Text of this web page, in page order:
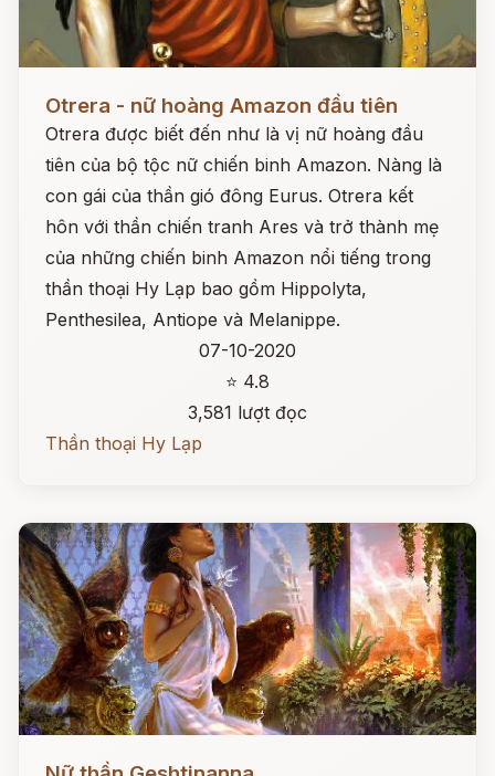
Otrera - nữ hoàng Amazon đầu tiên
Otrera được biết đến như là vị nữ hoàng đầu
tiên của bộ tộc nữ chiến binh Amazon. Nàng là
con gái của thần gió đông Eurus. Otrera kết
hôn với thần chiến tranh Ares và trở thành mẹ
của những chiến binh Amazon nổi tiếng trong
thần thoại Hy Lạp bao gồm Hippolyta,
Penthesilea, Antiope và Melanippe.
07-10-2020
⭐ 4.8
3,581 lượt đọc
Thần thoại Hy Lạp